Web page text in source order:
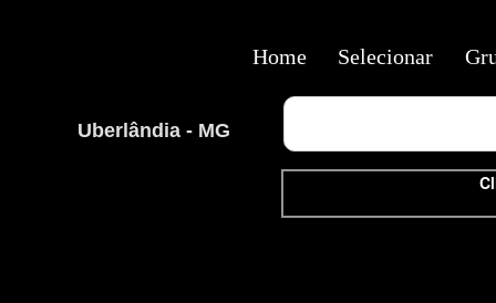
Uberlândia - MG
Home Selecionar